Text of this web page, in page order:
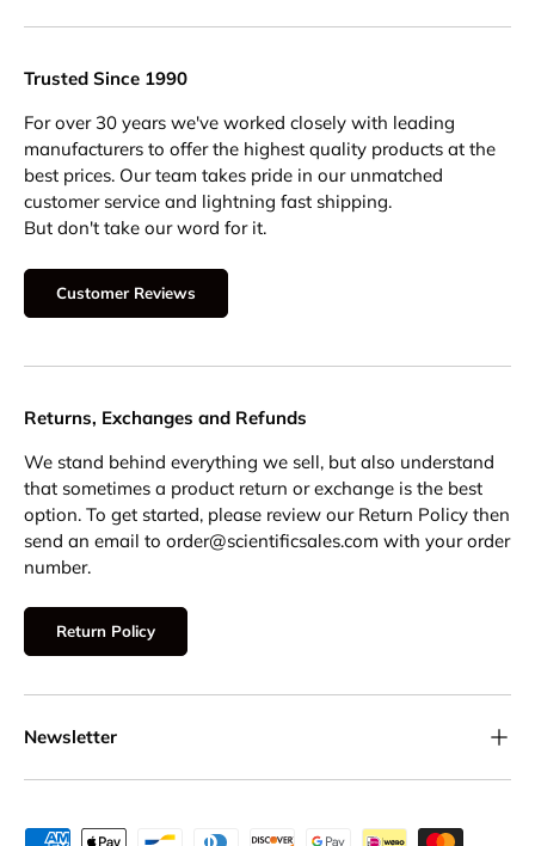
Trusted Since 1990
For over 30 years we've worked closely with leading
manufacturers to offer the highest quality products at the
best prices. Our team takes pride in our unmatched
customer service and lightning fast shipping.
But don't take our word for it.
Customer Reviews
Returns, Exchanges and Refunds
We stand behind everything we sell, but also understand
that sometimes a product return or exchange is the best
option. To get started, please review our Return Policy then
send an email to order@scientificsales.com with your order
number.
Return Policy
Newsletter
Payment methods accepted